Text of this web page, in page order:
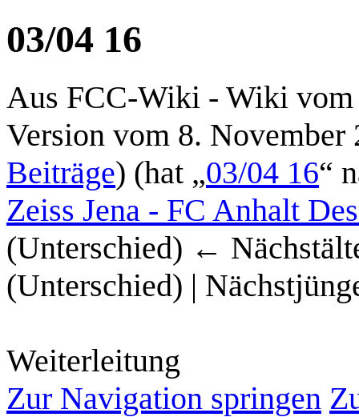
03/04 16
Aus FCC-Wiki - Wiki vom
Version vom 8.
Beiträge) (hat „03/04 16“
Zeiss Jena - FC Anhalt
(Unterschied) ←
(Unterschied) |
Weiterleitung
Zur Navigation springen